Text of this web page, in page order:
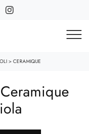
> CERAMIQUE